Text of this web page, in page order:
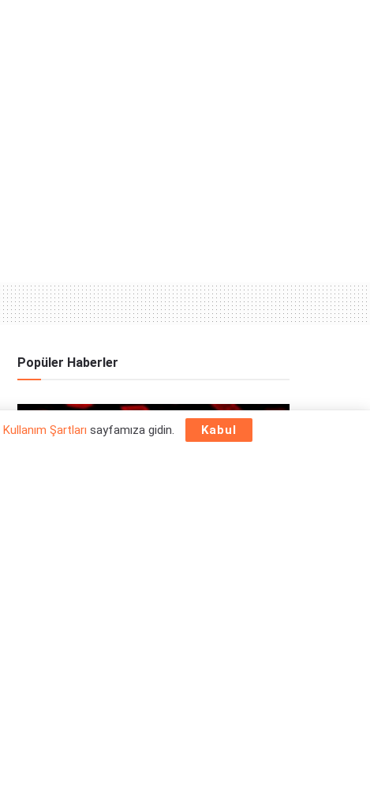
Popüler Haberler
Kullanım Şartları sayfamıza gidin. Kabul